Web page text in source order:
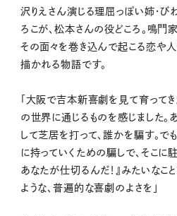
沢りえさん演じる理屈っぽい姉・び
ろこが、松本さんの役どころ。鳴門
その面々を巻き込んで起こる恋や
描かれる物語です。
「大阪で吉本新喜劇を見て育って
の世界に通じるものを感じました
して芝居を打って、誰かを騙す。
に持っていくための騙しで、そこに
あなたが仕切るんだ！』みたいなこ
ような、普遍的な喜劇のよさを」